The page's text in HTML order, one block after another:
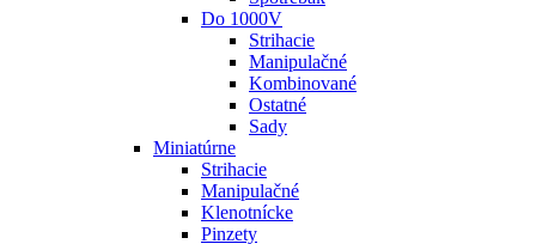
Do 1000V
Strihacie
Manipulačné
Kombinované
Ostatné
Sady
Miniatúrne
Strihacie
Manipulačné
Klenotnícke
Pinzety